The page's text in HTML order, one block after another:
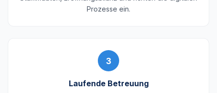
Prozesse ein.
3
Laufende Betreuung